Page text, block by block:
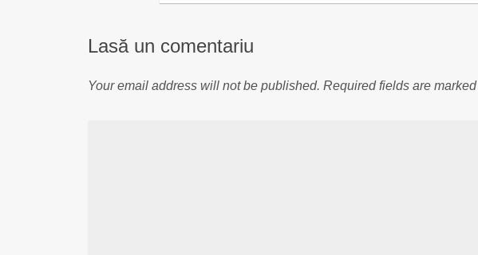
Lasă un comentariu
Your email address will not be published. Required fields are marked